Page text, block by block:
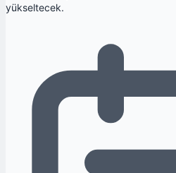
yükseltecek.